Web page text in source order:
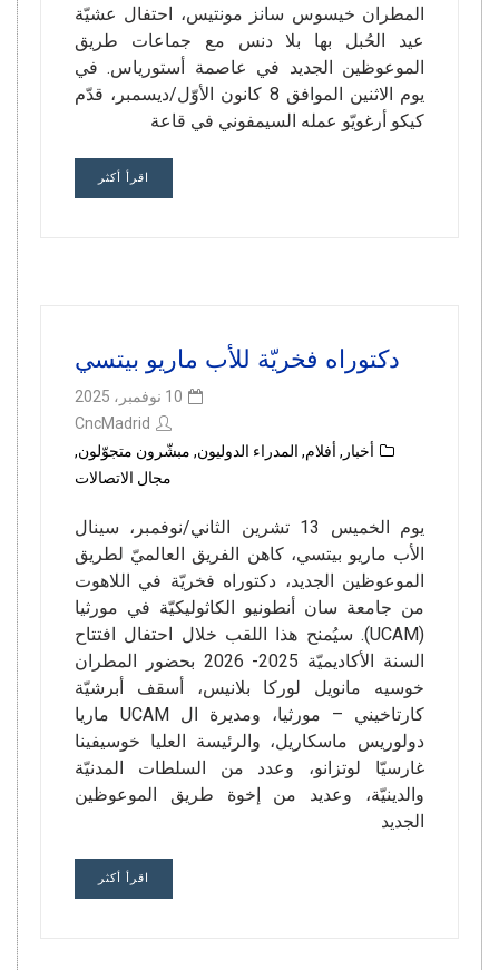
المطران خيسوس سانز مونتيس، احتفال عشيّة
عيد الحُبل بها بلا دنس مع جماعات طريق
الموعوظين الجديد في عاصمة أستورياس. في
يوم الاثنين الموافق 8 كانون الأوّل/ديسمبر، قدّم
كيكو أرغويّو عمله السيمفوني في قاعة
اقرأ أكثر
دكتوراه فخريّة للأب ماريو بيتسي
10 نوفمبر، 2025
CncMadrid
أخبار , أفلام, المدراء الدوليون, مبشّرون متجوّلون,
مجال الاتصالات
يوم الخميس 13 تشرين الثاني/نوفمبر، سينال
الأب ماريو بيتسي، كاهن الفريق العالميّ لطريق
الموعوظين الجديد، دكتوراه فخريّة في اللاهوت
من جامعة سان أنطونيو الكاثوليكيّة في مورثيا
(UCAM). سيُمنح هذا اللقب خلال احتفال افتتاح
السنة الأكاديميّة 2025- 2026 بحضور المطران
خوسيه مانويل لوركا بلانيس، أسقف أبرشيّة
كارتاخيني – مورثيا، ومديرة ال UCAM ماريا
دولوريس ماسكاريل، والرئيسة العليا خوسيفينا
غارسيّا لوتزانو، وعدد من السلطات المدنيّة
والدينيّة، وعديد من إخوة طريق الموعوظين
الجديد
اقرأ أكثر